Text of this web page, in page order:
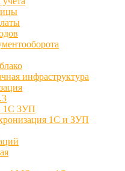
инфраструктура
1С ЗУП
1С и ЗУП